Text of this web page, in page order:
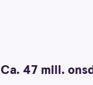
Ca. 47 mill.